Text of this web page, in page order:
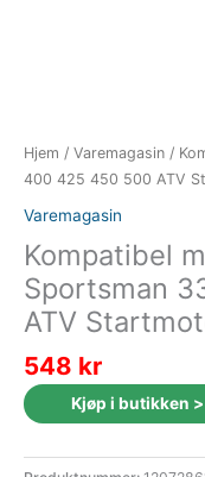
Hjem / Varemagasin /
400 425 450 500 ATV
Varemagasin
Kompatibel
Sportsman
ATV
548 kr
Kjøp i butikken >